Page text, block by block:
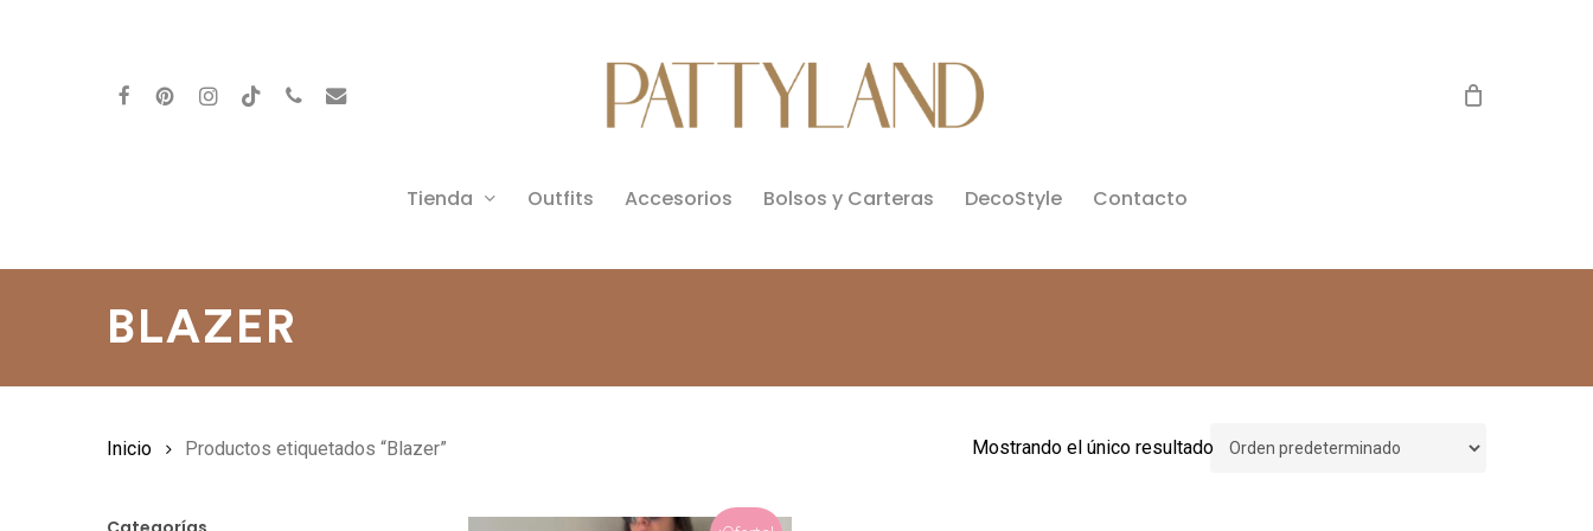
facebookpinterestinstagram
behancephoneemail
Tienda Outfits Accesorios Bolsos y Carteras DecoStyle Contacto
BLAZER
Mostrando el único resultado
Inicio Productos etiquetados “Blazer”